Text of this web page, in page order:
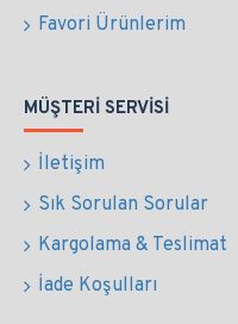
Favori Ürünlerim
MÜŞTERI SERVISI
İletişim
Sık Sorulan Sorular
Kargolama & Teslimat
İade Koşulları